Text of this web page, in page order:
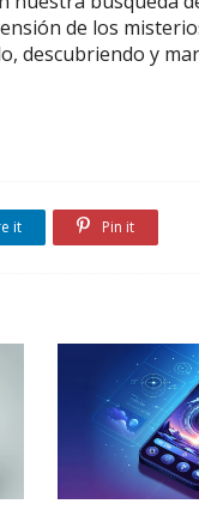
de los
descubriendo y
it Pin it